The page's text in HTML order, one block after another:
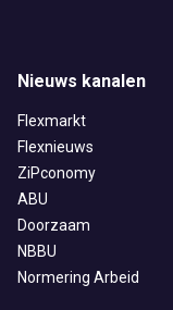
Nieuws kanalen
Flexmarkt
Flexnieuws
ZiPconomy
ABU
Doorzaam
NBBU
Normering Arbeid